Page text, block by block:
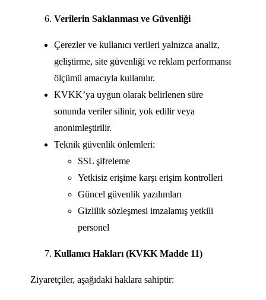
Verilerin Saklanması ve Güvenliği
Çerezler ve kullanıcı verileri yalnızca analiz,
geliştirme, site güvenliği ve reklam performansı
ölçümü amacıyla kullanılır.
KVKK’ya uygun olarak belirlenen süre
sonunda veriler silinir, yok edilir veya
anonimleştirilir.
Teknik güvenlik önlemleri:
SSL şifreleme
Yetkisiz erişime karşı erişim kontrolleri
Güncel güvenlik yazılımları
Gizlilik sözleşmesi imzalamış yetkili
personel
Kullanıcı Hakları (KVKK Madde 11)
Ziyaretçiler, aşağıdaki haklara sahiptir: